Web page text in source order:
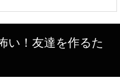
一緒に暮らす時に注意したい
い！友達を作るた